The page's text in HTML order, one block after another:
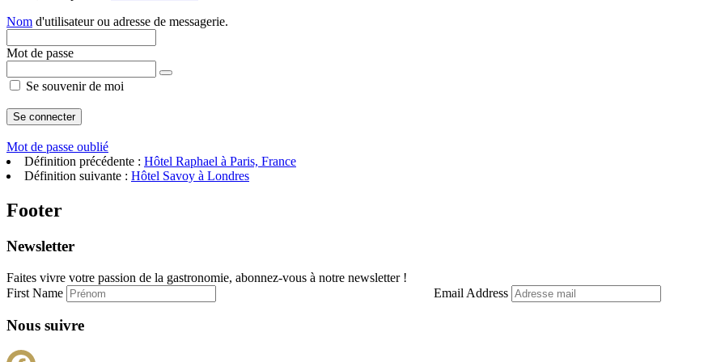
Nom d'utilisateur ou adresse de messagerie.
Mot de passe
Se souvenir de moi
Mot de passe oublié
Définition précédente : Hôtel Raphael à Paris, France
Définition suivante : Hôtel Savoy à Londres
Footer
Newsletter
Faites vivre votre passion de la gastronomie, abonnez-vous à notre newsletter !
First Name
Email Address
Nous suivre